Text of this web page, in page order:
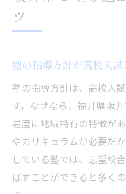
ト
受験直前でも伸
は
塾利用者の成功
高校入試日程に
塾なら福井県坂井
塾で安心して高
ツ
塾の指導方針が高校入
塾の指導方針は、高校入
す。なぜなら、福井県坂
易度に地域特有の特徴が
やカリキュラムが必要だ
している塾では、志望校
ばすことができると多く